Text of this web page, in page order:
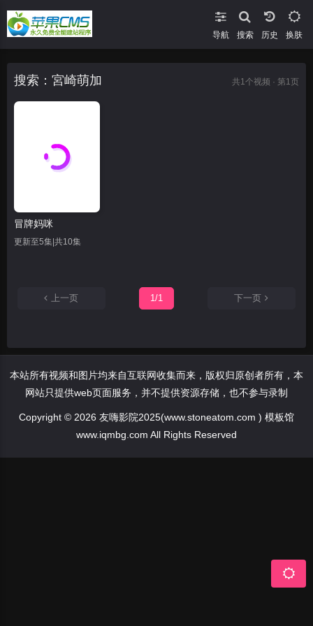
导航 搜索 换肤
搜索：宮崎萌加 共1 个视频 · 第1页
冒牌妈咪
更新至5集|共10集
上一页 1/1 下一页
本站所有视频和图片均来自互联网收集而来，版权归原创者所有，本
网站只提供web页面服务，并不提供资源存储，也不参与录制
Copyright © 2026 友嗨影院2025(www.stoneatom.com ) 模板馆
www.iqmbg.com All Rights Reserved